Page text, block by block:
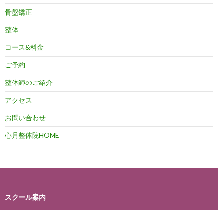
骨盤矯正
整体
コース&料金
ご予約
整体師のご紹介
アクセス
お問い合わせ
心月整体院HOME
スクール案内